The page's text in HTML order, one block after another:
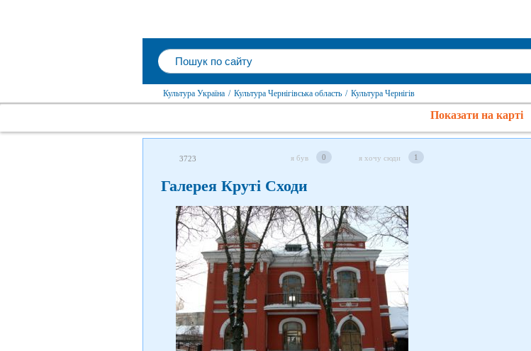
Культура Україна / Культура Чернігівська область / Культура Чернігів
Показати на карті
3723 я був 0 я хочу сюди 1
Галерея Круті Сходи